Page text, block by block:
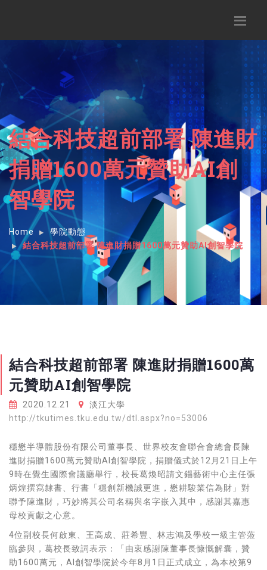
結合科技超前部署 陳進財
捐贈1600萬元贊助AI創
智學院
Home
學院動態
結合科技超前部署 陳進財捐贈1600萬元贊助AI創智學院
結合科技超前部署 陳進財捐贈1600萬
元贊助AI創智學院
2020.12.21
淡江大學
http://tkutimes.tku.edu.tw/dtl.aspx?no=53006
穩懋半導體股份有限公司董事長、世界校友會聯合會總會長陳
進財捐贈1600萬元贊助AI創智學院，捐贈儀式於12月21日上午
9時在覺生國際會議廳舉行，校長葛煥昭請文錙藝術中心主任張
炳煌撰寫隸書、行書「穩創新機誠更進，懋耕駿業信為財」對
聯予陳進財，巧妙將其公司名稱與名字嵌入其中，感謝其嘉惠
母校貢獻之心意。
4位副校長何啟東、王高成、莊希豐、林志鴻及學校一級主管蒞
臨參與，葛校長致詞表示：「由衷感謝陳董事長慷慨解囊，贊
助1600萬元，AI創智學院於今年8月1日正式成立，為本校第9